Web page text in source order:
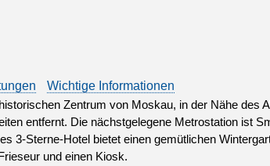
Wichtige Informationen
Zentrum von Moskau, in der Nähe des
entfernt. Die nächstgelegene Metrostation ist
3-Sterne-Hotel bietet einen gemütlichen
und einen Kiosk.